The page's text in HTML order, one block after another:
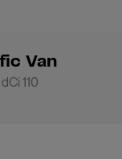
Van
110